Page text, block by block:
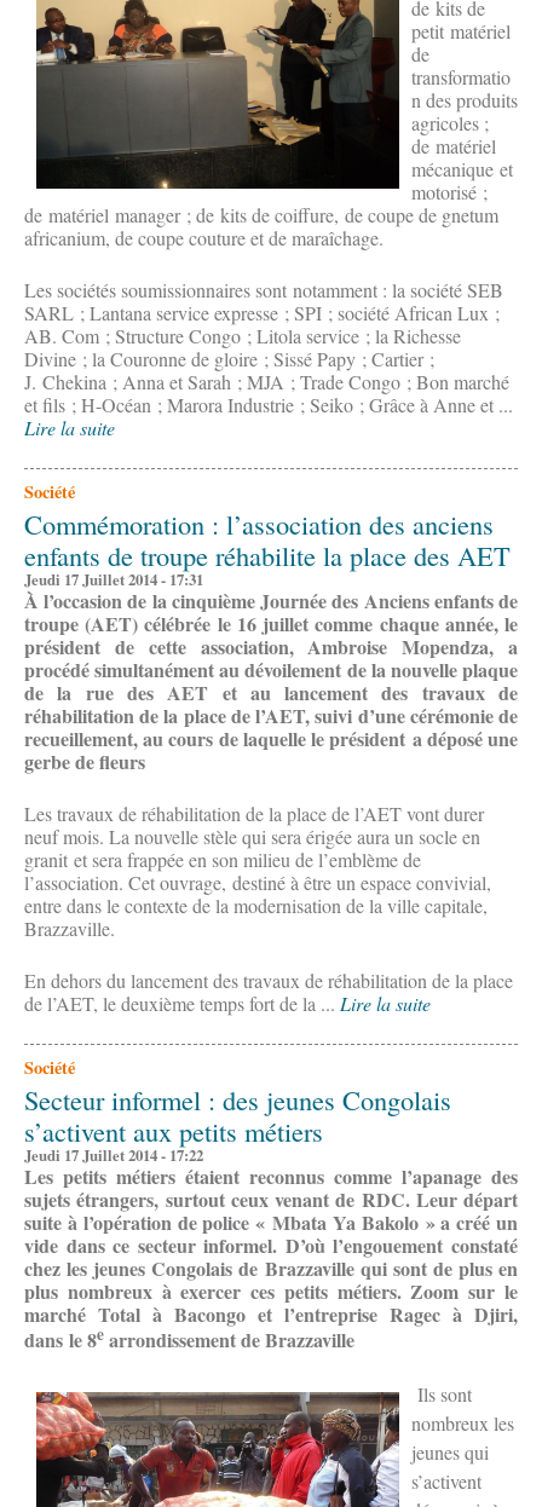
de kits de
petit matériel
de
transformatio
n des produits
agricoles ;
de matériel
mécanique et
motorisé ;
de matériel manager ; de kits de coiffure, de coupe de gnetum
africanium, de coupe couture et de maraîchage.
Les sociétés soumissionnaires sont notamment : la société SEB
SARL ; Lantana service expresse ; SPI ; société African Lux ;
AB. Com ; Structure Congo ; Litola service ; la Richesse
Divine ; la Couronne de gloire ; Sissé Papy ; Cartier ;
J. Chekina ; Anna et Sarah ; MJA ; Trade Congo ; Bon marché
et fils ; H-Océan ; Marora Industrie ; Seiko ; Grâce à Anne et ...
Lire la suite
Société
Commémoration : l’association des anciens
enfants de troupe réhabilite la place des AET
Jeudi 17 Juillet 2014 - 17:31
À l’occasion de la cinquième Journée des Anciens enfants de
troupe (AET) célébrée le 16 juillet comme chaque année, le
président de cette association, Ambroise Mopendza, a
procédé simultanément au dévoilement de la nouvelle plaque
de la rue des AET et au lancement des travaux de
réhabilitation de la place de l’AET, suivi d’une cérémonie de
recueillement, au cours de laquelle le président a déposé une
gerbe de fleurs
Les travaux de réhabilitation de la place de l’AET vont durer
neuf mois. La nouvelle stèle qui sera érigée aura un socle en
granit et sera frappée en son milieu de l’emblème de
l’association. Cet ouvrage, destiné à être un espace convivial,
entre dans le contexte de la modernisation de la ville capitale,
Brazzaville.
En dehors du lancement des travaux de réhabilitation de la place
de l’AET, le deuxième temps fort de la ... Lire la suite
Société
Secteur informel : des jeunes Congolais
s’activent aux petits métiers
Jeudi 17 Juillet 2014 - 17:22
Les petits métiers étaient reconnus comme l’apanage des
sujets étrangers, surtout ceux venant de RDC. Leur départ
suite à l’opération de police « Mbata Ya Bakolo » a créé un
vide dans ce secteur informel. D’où l’engouement constaté
chez les jeunes Congolais de Brazzaville qui sont de plus en
plus nombreux à exercer ces petits métiers. Zoom sur le
marché Total à Bacongo et l’entreprise Ragec à Djiri,
dans le 8e arrondissement de Brazzaville
Ils sont
nombreux les
jeunes qui
s’activent